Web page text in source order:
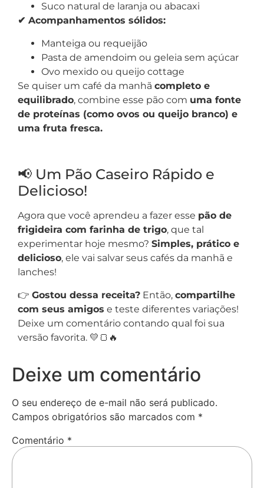
Suco natural de laranja ou abacaxi
✔ Acompanhamentos sólidos:
Manteiga ou requeijão
Pasta de amendoim ou geleia sem açúcar
Ovo mexido ou queijo cottage
Se quiser um café da manhã completo e
equilibrado, combine esse pão com uma fonte
de proteínas (como ovos ou queijo branco) e
uma fruta fresca.
📢 Um Pão Caseiro Rápido e
Delicioso!
Agora que você aprendeu a fazer esse pão de
frigideira com farinha de trigo, que tal
experimentar hoje mesmo? Simples, prático e
delicioso, ele vai salvar seus cafés da manhã e
lanches!
👉 Gostou dessa receita? Então, compartilhe
com seus amigos e teste diferentes variações!
Deixe um comentário contando qual foi sua
versão favorita. 💛🍞🔥
Deixe um comentário
O seu endereço de e-mail não será publicado.
Campos obrigatórios são marcados com *
Comentário *